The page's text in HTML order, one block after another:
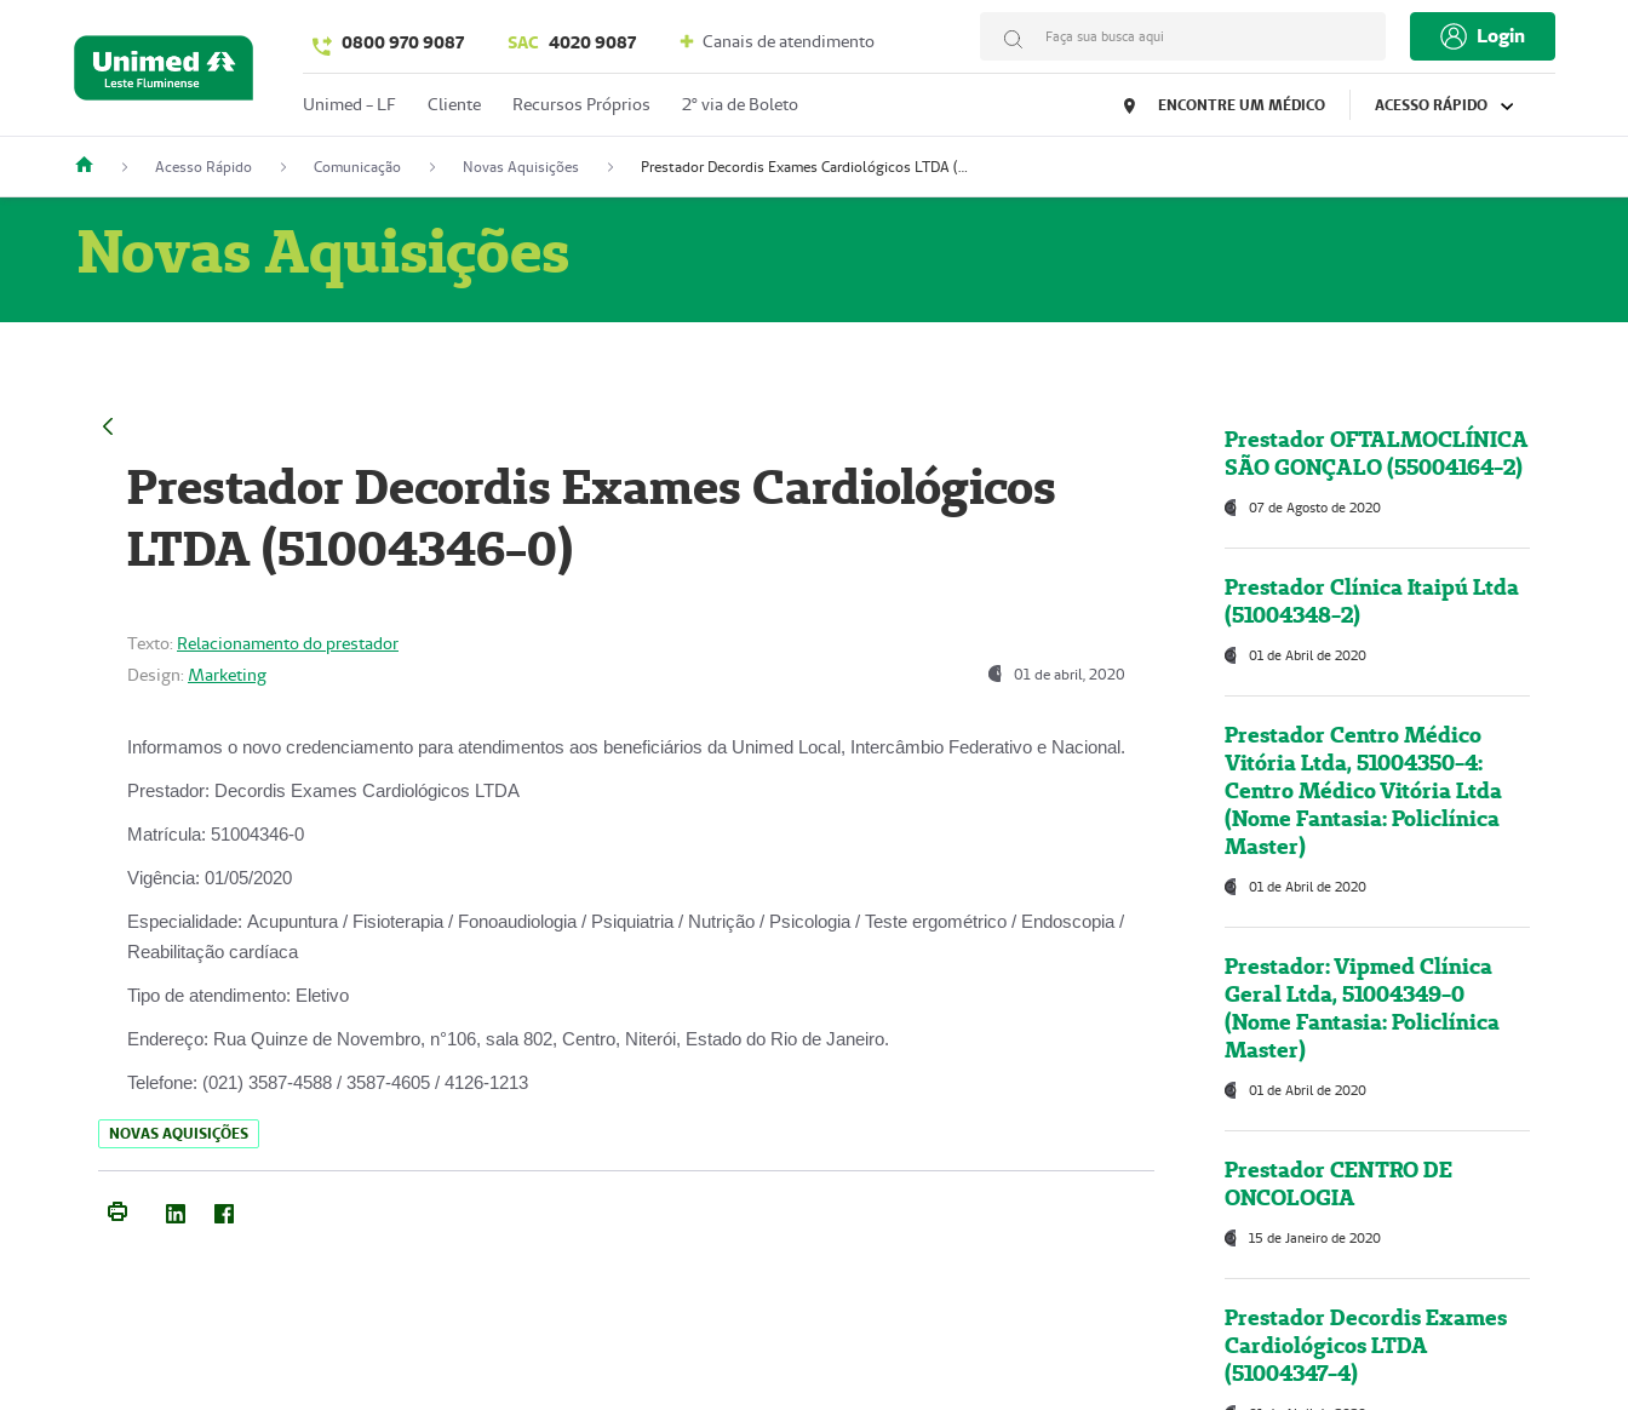
0800 970 9087 SAC 4020 9087 Canais de atendimento Faça sua busca aqui Login
Unimed - LF Cliente Recursos Próprios 2º via de Boleto ENCONTRE UM MÉDICO ACESSO RÁPIDO
Acesso Rápido Comunicação Novas Aquisições Prestador Decordis Exames Cardiológicos LTDA (51004346-0)
Novas Aquisições
Prestador Decordis Exames Cardiológicos
LTDA (51004346-0)
Texto: Relacionamento do prestador
Design: Marketing 01 de abril, 2020
Informamos o novo credenciamento para atendimentos aos beneficiários da Unimed Local, Intercâmbio Federativo e Nacional.
Prestador: Decordis Exames Cardiológicos LTDA
Matrícula: 51004346-0
Vigência: 01/05/2020
Especialidade: Acupuntura / Fisioterapia / Fonoaudiologia / Psiquiatria / Nutrição / Psicologia / Teste ergométrico / Endoscopia /
Reabilitação cardíaca
Tipo de atendimento: Eletivo
Endereço: Rua Quinze de Novembro, n°106, sala 802, Centro, Niterói, Estado do Rio de Janeiro.
Telefone: (021) 3587-4588 / 3587-4605 / 4126-1213
NOVAS AQUISIÇÕES
Prestador OFTALMOCLÍNICA
SÃO GONÇALO (55004164-2)
07 de Agosto de 2020
Prestador Clínica Itaipú Ltda
(51004348-2)
01 de Abril de 2020
Prestador Centro Médico
Vitória Ltda, 51004350-4:
Centro Médico Vitória Ltda
(Nome Fantasia: Policlínica
Master)
01 de Abril de 2020
Prestador: Vipmed Clínica
Geral Ltda, 51004349-0
(Nome Fantasia: Policlínica
Master)
01 de Abril de 2020
Prestador CENTRO DE
ONCOLOGIA
15 de Janeiro de 2020
Prestador Decordis Exames
Cardiológicos LTDA
(51004347-4)